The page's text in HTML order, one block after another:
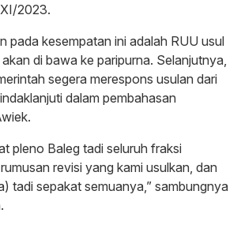
2023.
pada kesempatan ini adalah RUU usul
di bawa ke paripurna. Selanjutnya,
segera merespons usulan dari
dalam pembahasan
pleno Baleg tadi seluruh fraksi
revisi yang kami usulkan, dan
tadi sepakat semuanya,” sambungnya